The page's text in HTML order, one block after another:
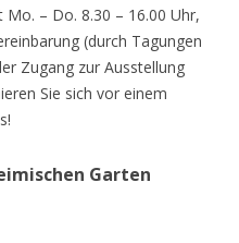
Mo. – Do. 8.30 – 16.00 Uhr,
(durch Tagungen
Zugang zur Ausstellung
Sie sich vor einem
Garten